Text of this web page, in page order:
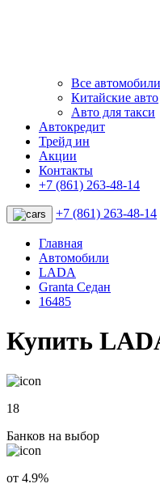
Все автомобили
Китайские авто
Авто для такси
Автокредит
Трейд ин
Акции
Контакты
+7 (861) 263-48-14
+7 (861) 263-48-14
Главная
Автомобили
LADA
Granta Седан
16485
Купить
18
Банков на выбор
от 4.9%